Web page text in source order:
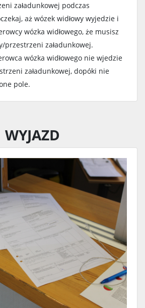
załadunkowej podczas
aż wózek widłowy wyjedzie i
wózka widłowego, że musisz
przestrzeni załadunkowej.
wózka widłowego nie wjedzie
załadunkowej, dopóki nie
pole.
WYJAZD